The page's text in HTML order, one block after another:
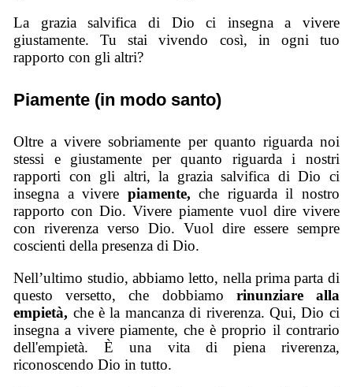
La grazia salvifica di Dio ci insegna a vivere
giustamente. Tu stai vivendo così, in ogni tuo
rapporto con gli altri?
Piamente (in modo santo)
Oltre a vivere sobriamente per quanto riguarda noi
stessi e giustamente per quanto riguarda i nostri
rapporti con gli altri, la grazia salvifica di Dio ci
insegna a vivere piamente,che riguarda il nostro
rapporto con Dio. Vivere piamente vuol dire vivere
con riverenza verso Dio. Vuol dire essere sempre
coscienti della presenza di Dio.
Nell’ultimo studio, abbiamo letto, nella prima parta di
questo versetto, che dobbiamo rinunziare alla
empietà, che è la mancanza di riverenza. Qui, Dio ci
insegna a vivere piamente, che è proprio il contrario
dell'empietà. È una vita di piena riverenza,
riconoscendo Dio in tutto.